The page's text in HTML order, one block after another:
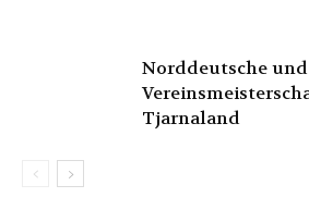
Norddeutsche und
Tjarnaland